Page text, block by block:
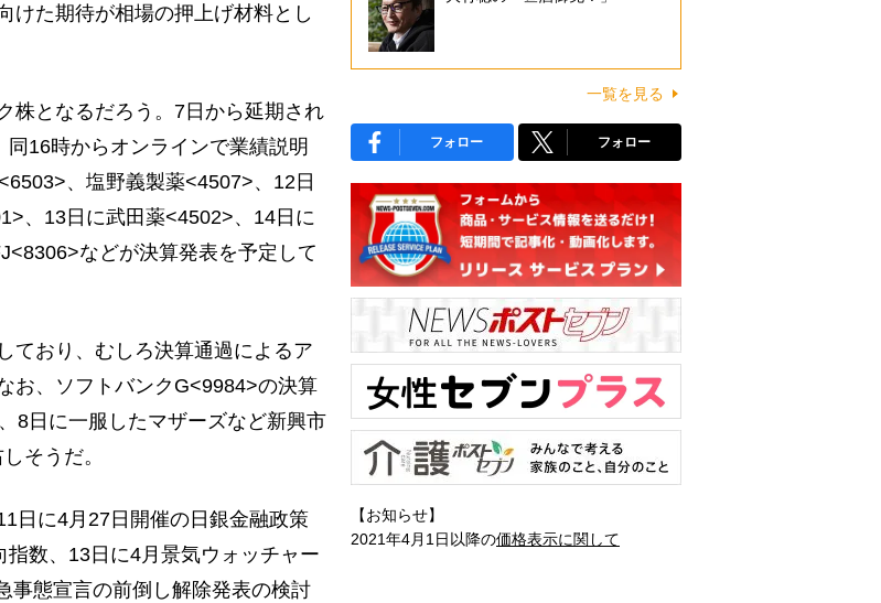
けた期待が相場の押上げ材料とし
株となるだろう。7日から延期され
16時からオンラインで業績説明
、塩野義製薬<4507>、12日
、13日に武田薬<4502>、14日に
などが決算発表を予定して
ており、むしろ決算通過によるア
お、ソフトバンクG<9984>の決算
8日に一服したマザーズなど新興市
そうだ。
日に4月27日開催の日銀金融政策
数、13日に4月景気ウォッチャー
事態宣言の前倒し解除発表の検討
一覧を見る
フォロー フォロー
【お知らせ】
2021年4月1日以降の価格表示に関して